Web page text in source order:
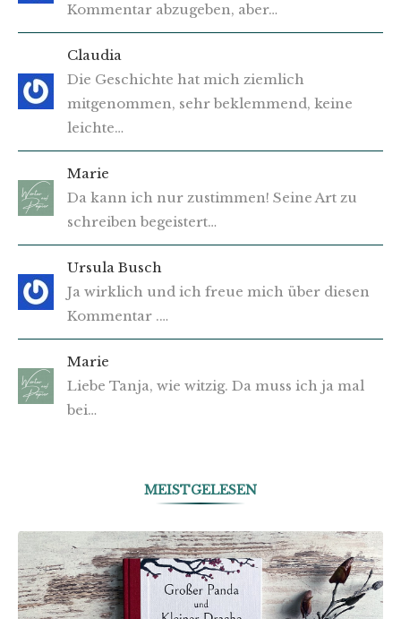
Kommentar abzugeben, aber…
Claudia
Die Geschichte hat mich ziemlich
mitgenommen, sehr beklemmend, keine
leichte…
Marie
Da kann ich nur zustimmen! Seine Art zu
schreiben begeistert…
Ursula Busch
Ja wirklich und ich freue mich über diesen
Kommentar .…
Marie
Liebe Tanja, wie witzig. Da muss ich ja mal
bei…
MEISTGELESEN